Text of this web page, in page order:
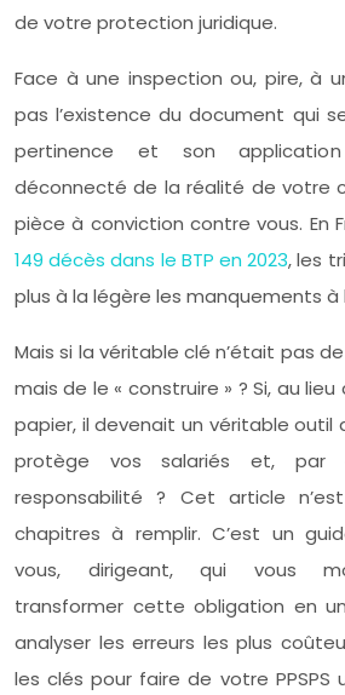
de votre protection juridique.
Face à une inspection ou, pire, à
pas l’existence du document qui
pertinence et son
déconnecté de la réalité de votre
pièce à conviction contre vous. En
149 décès dans le BTP en 2023, les
plus à la légère les manquements à
Mais si la véritable clé n’était pas de
mais de le « construire » ? Si, au
papier, il devenait un véritable outil
protège vos salariés et, par
responsabilité ? Cet article
chapitres à remplir. C’est un
vous, dirigeant, qui vous
transformer cette obligation en
analyser les erreurs les plus
les clés pour faire de votre PPSPS